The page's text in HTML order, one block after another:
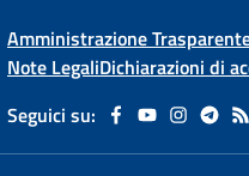
Amministrazione
Note LegaliDichiarazioni di
Seguici su: